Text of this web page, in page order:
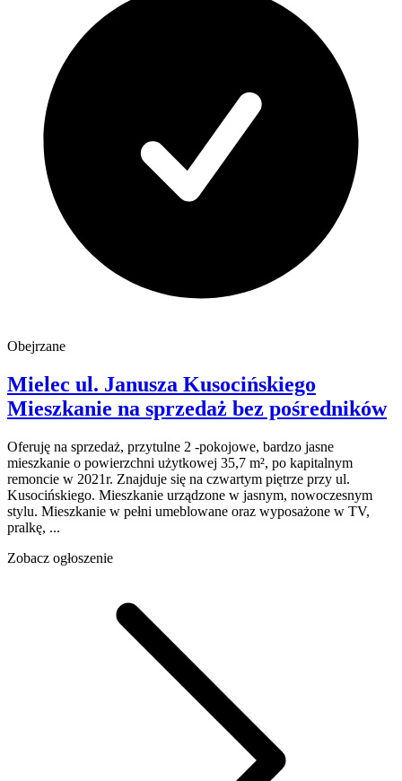
Obejrzane
Mielec ul. Janusza Kusocińskiego
Mieszkanie na sprzedaż bez pośredników
Oferuję na sprzedaż, przytulne 2 -pokojowe, bardzo jasne
mieszkanie o powierzchni użytkowej 35,7 m², po kapitalnym
remoncie w 2021r. Znajduje się na czwartym piętrze przy ul.
Kusocińskiego. Mieszkanie urządzone w jasnym, nowoczesnym
stylu. Mieszkanie w pełni umeblowane oraz wyposażone w TV,
pralkę, ...
Zobacz ogłoszenie